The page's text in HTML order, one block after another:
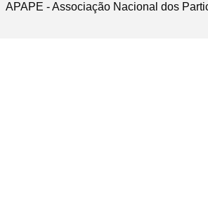
APAPE - Associação Nacional dos